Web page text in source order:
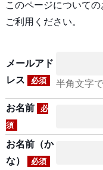
このページについて
ご利用ください。
メールアド
レス
必須 半角文字
お名前
必
須
お名前（か
な）
必須